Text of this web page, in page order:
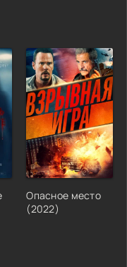
Опасное место
(2022)